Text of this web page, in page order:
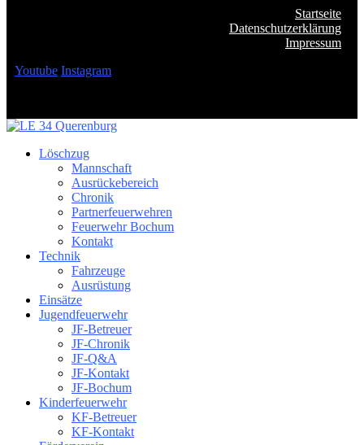
Startseite
Datenschutzerklärung
Impressum
Youtube Instagram
Löschzug
Mannschaft
Ausrückebereich
Chronik
Partnerfeuerwehren
Feuerwehr Bochum
Kontakt
Technik
Fahrzeuge
Ausrüstung
Einsätze
Jugendfeuerwehr
JF-Betreuer
JF-Chronik
JF-Q&A
JF-Kontakt
JF-Bochum
Kinderfeuerwehr
KF-Betreuer
KF-Kontakt